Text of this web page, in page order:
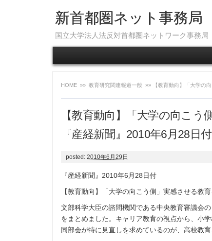
新首都圏ネット事務局
国立大学法人法反対首都圏ネットワーク事務局
HOME »» 教育研究関連報道一般 »» 【教育動向】「大学の
【教育動向】「大学の向こ
『産経新聞』2010年6月28日付
posted: 2010年6月29日
『産経新聞』2010年6月28日付
【教育動向】「大学の向こう側」実感させる教
文部科学大臣の諮問機関である中央教育審議会
をまとめました。キャリア教育の視点から、小
同部会が特に見直しを求めているのが、高校教